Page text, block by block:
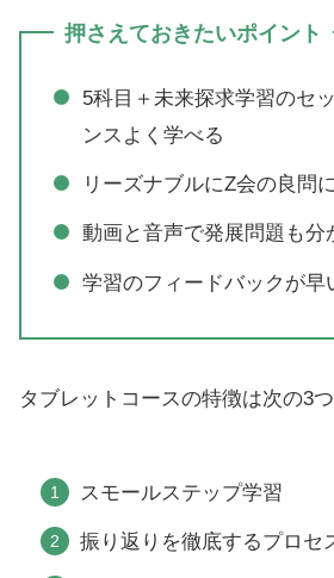
押さえておきたいポイント
5科目＋未来探求学習のセ
ンスよく学べる
リーズナブルにZ会の良問
動画と音声で発展問題も分
学習のフィードバックが早
タブレットコースの特徴は次の3つ
スモールステップ学習
振り返りを徹底するプロセ